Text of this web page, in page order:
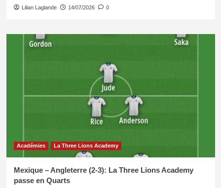
Lilian Laglande 14/07/2026 0
Académies La Three Lions Academy
Mexique – Angleterre (2-3): La Three Lions Academy
passe en Quarts